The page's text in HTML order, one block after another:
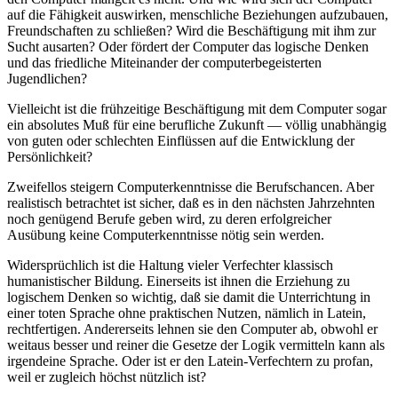
auf die Fähigkeit auswirken, menschliche Beziehungen aufzubauen,
Freundschaften zu schließen? Wird die Beschäftigung mit ihm zur
Sucht ausarten? Oder fördert der Computer das logische Denken
und das friedliche Miteinander der computerbegeisterten
Jugendlichen?
Vielleicht ist die frühzeitige Beschäftigung mit dem Computer sogar
ein absolutes Muß für eine berufliche Zukunft — völlig unabhängig
von guten oder schlechten Einflüssen auf die Entwicklung der
Persönlichkeit?
Zweifellos steigern Computerkenntnisse die Berufschancen. Aber
realistisch betrachtet ist sicher, daß es in den nächsten Jahrzehnten
noch genügend Berufe geben wird, zu deren erfolgreicher
Ausübung keine Computerkenntnisse nötig sein werden.
Widersprüchlich ist die Haltung vieler Verfechter klassisch
humanistischer Bildung. Einerseits ist ihnen die Erziehung zu
logischem Denken so wichtig, daß sie damit die Unterrichtung in
einer toten Sprache ohne praktischen Nutzen, nämlich in Latein,
rechtfertigen. Andererseits lehnen sie den Computer ab, obwohl er
weitaus besser und reiner die Gesetze der Logik vermitteln kann als
irgendeine Sprache. Oder ist er den Latein-Verfechtern zu profan,
weil er zugleich höchst nützlich ist?